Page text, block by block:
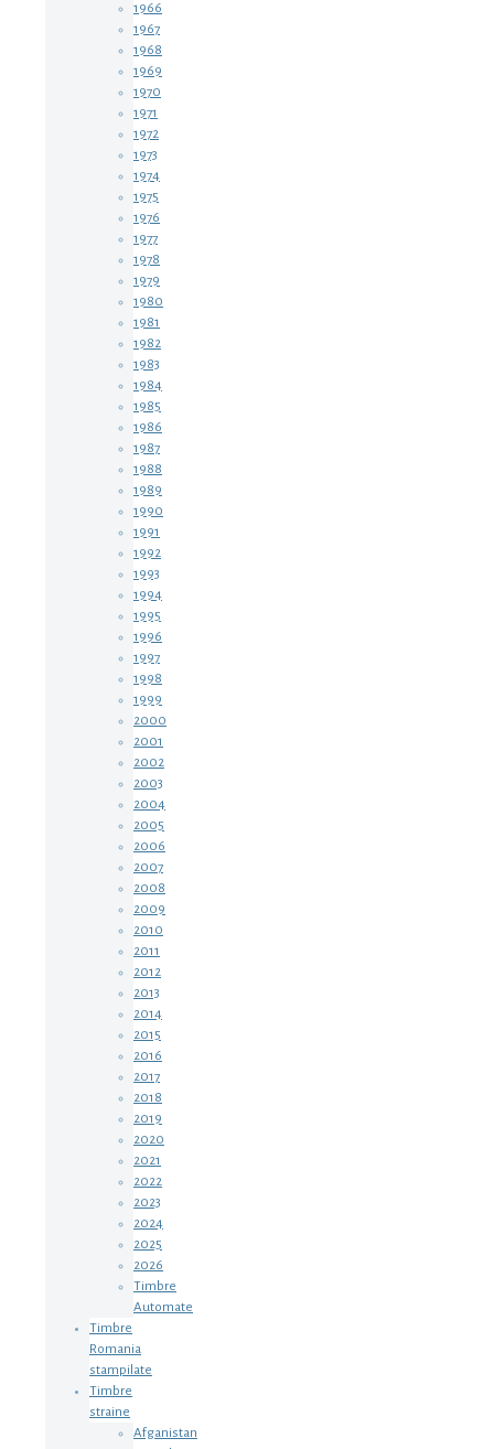
1966
1967
1968
1969
1970
1971
1972
1973
1974
1975
1976
1977
1978
1979
1980
1981
1982
1983
1984
1985
1986
1987
1988
1989
1990
1991
1992
1993
1994
1995
1996
1997
1998
1999
2000
2001
2002
2003
2004
2005
2006
2007
2008
2009
2010
2011
2012
2013
2014
2015
2016
2017
2018
2019
2020
2021
2022
2023
2024
2025
2026
Timbre
Automate
Timbre
Romania
stampilate
Timbre
straine
Afganistan